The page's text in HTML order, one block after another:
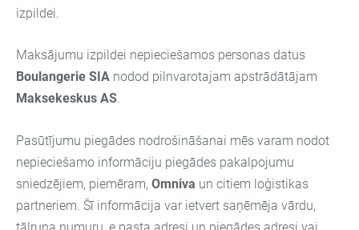
izpildei.
Maksājumu izpildei nepieciešamos personas datus
Boulangerie SIA nodod pilnvarotajam apstrādātājam
Maksekeskus AS.
Pasūtījumu piegādes nodrošināšanai mēs varam nodot
nepieciešamo informāciju piegādes pakalpojumu
sniedzējiem, piemēram, Omniva un citiem loģistikas
partneriem. Šī informācija var ietvert saņēmēja vārdu,